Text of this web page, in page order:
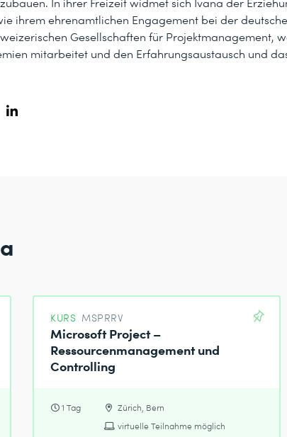
ihrem ehrenamtlichen Engagement bei der
Gesellschaften für Projektmanagement,
mitarbeitet und den Erfahrungsaustausch und
KURS MSPRRV
Microsoft Project –
Ressourcenmanagement und
Controlling
1 Tag
Zürich, Bern
virtuelle Teilnahme möglich